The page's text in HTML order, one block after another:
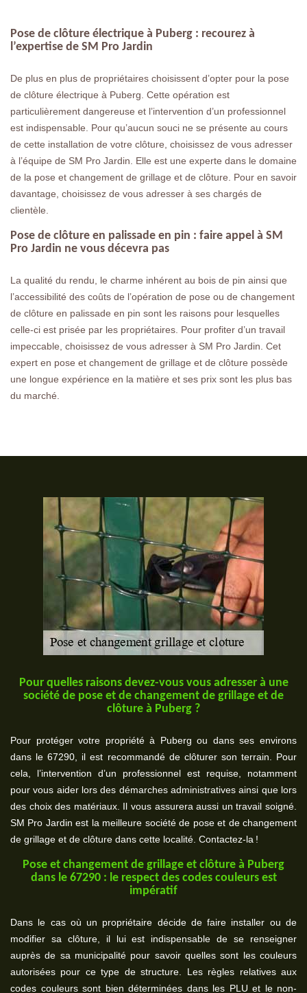
Pose de clôture électrique à Puberg : recourez à
l’expertise de SM Pro Jardin
De plus en plus de propriétaires choisissent d’opter pour la pose
de clôture électrique à Puberg. Cette opération est
particulièrement dangereuse et l’intervention d’un professionnel
est indispensable. Pour qu’aucun souci ne se présente au cours
de cette installation de votre clôture, choisissez de vous adresser
à l’équipe de SM Pro Jardin. Elle est une experte dans le domaine
de la pose et changement de grillage et de clôture. Pour en savoir
davantage, choisissez de vous adresser à ses chargés de
clientèle.
Pose de clôture en palissade en pin : faire appel à SM
Pro Jardin ne vous décevra pas
La qualité du rendu, le charme inhérent au bois de pin ainsi que
l’accessibilité des coûts de l’opération de pose ou de changement
de clôture en palissade en pin sont les raisons pour lesquelles
celle-ci est prisée par les propriétaires. Pour profiter d’un travail
impeccable, choisissez de vous adresser à SM Pro Jardin. Cet
expert en pose et changement de grillage et de clôture possède
une longue expérience en la matière et ses prix sont les plus bas
du marché.
Pour quelles raisons devez-vous vous adresser à une
société de pose et de changement de grillage et de
clôture à Puberg ?
Pour protéger votre propriété à Puberg ou dans ses environs
dans le 67290, il est recommandé de clôturer son terrain. Pour
cela, l’intervention d’un professionnel est requise, notamment
pour vous aider lors des démarches administratives ainsi que lors
des choix des matériaux. Il vous assurera aussi un travail soigné.
SM Pro Jardin est la meilleure société de pose et de changement
de grillage et de clôture dans cette localité. Contactez-la !
Pose et changement de grillage et clôture à Puberg
dans le 67290 : le respect des codes couleurs est
impératif
Dans le cas où un propriétaire décide de faire installer ou de
modifier sa clôture, il lui est indispensable de se renseigner
auprès de sa municipalité pour savoir quelles sont les couleurs
autorisées pour ce type de structure. Les règles relatives aux
codes couleurs sont bien déterminées dans les PLU et le non-